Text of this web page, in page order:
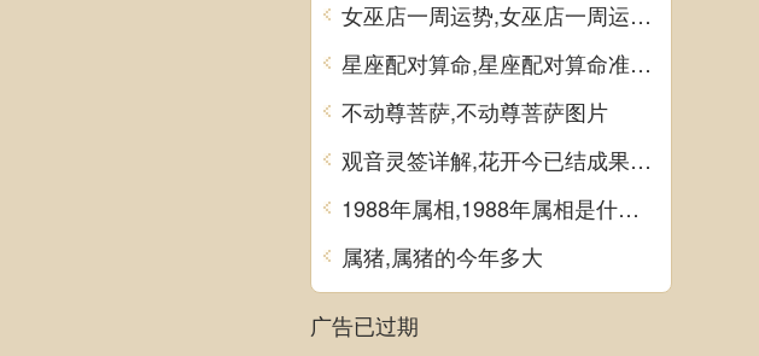
女巫店一周运势,女巫店一周运势最新一期
星座配对算命,星座配对算命准不准
不动尊菩萨,不动尊菩萨图片
观音灵签详解,花开今已结成果观音灵签详解
1988年属相,1988年属相是什么生肖多大了
属猪,属猪的今年多大
广告已过期